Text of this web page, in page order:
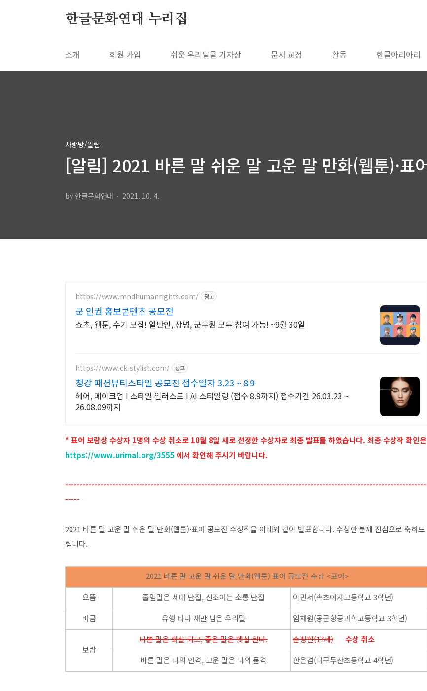
한글문화연대 누리집
소개 회원 가입 쉬운 우리말글 기자상 문서 교정 활동 한글아리아리
사랑방/알림
[알림] 2021 바른 말 쉬운 말 고운 말 만화(웹툰)·표
by 한글문화연대 2021. 10. 4.
https://www.mndhumanrights.com/ 광고
군 인권 홍보콘텐츠 공모전
쇼츠, 웹툰, 수기 모집! 일반인, 장병, 군무원 모두 참여 가능! ~9월 30일
https://www.ck-stylist.com/ 광고
청강 패션뷰티스타일 공모전 접수일자 3.23 ~ 8.9
헤어, 메이크업 I 스타일 일러스트 I AI 스타일링 (접수 8.9까지) 접수기간 26.03.23 ~
26.08.09까지
* 표어 보람상 수상자 1명의 수상 취소로 10월 8일 새로 선정한 수상자로 최종 발표를 하였습니다. 최종 수상작 확인은
https://www.urimal.org/3555 에서 확인해 주시기 바랍니다.
-----
2021 바른 말 고운 말 쉬운 말 만화(웹툰)·표어 공모전 수상작을 아래와 같이 발표합니다. 수상한 분께 진심으로 축하드
립니다.
2021 바른 말 고운 말 쉬운 말 만화(웹툰)·표어 공모전 수상 <표어>
으뜸 줄임말은 세대 단절, 신조어는 소통 단절 이민서(속초여자고등학교 3학년)
버금 유행 타다 재만 남은 우리말 임채원(공군항공과학고등학교 3학년)
보람
나쁜 말은 화살 되고, 좋은 말은 햇살 된다. 손창현(17세) 수상 취소
바른 말은 나의 인격, 고운 말은 나의 품격 한은겸(대구두산초등학교 4학년)